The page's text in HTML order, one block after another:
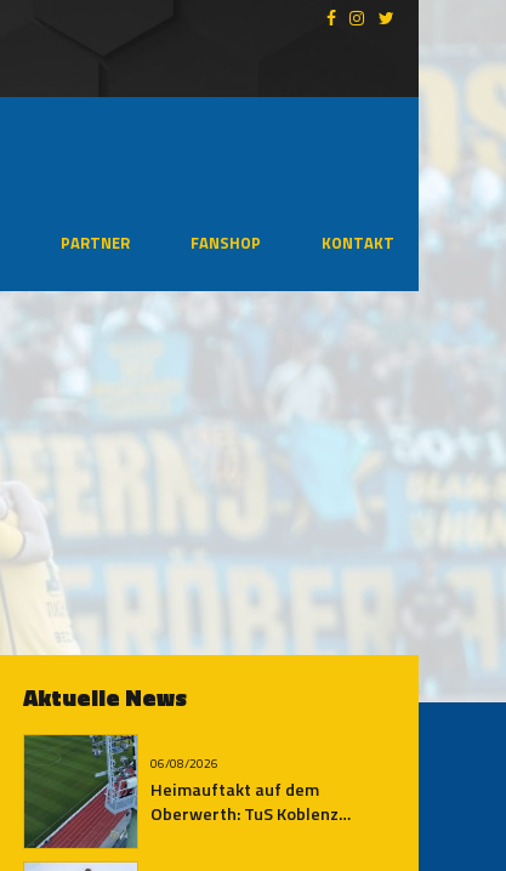
PARTNER FANSHOP KONTAKT
Aktuelle News
06/08/2026
Heimauftakt auf dem
Oberwerth: TuS Koblenz